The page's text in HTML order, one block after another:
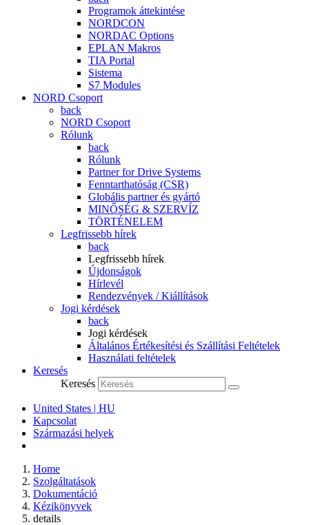
Programok áttekintése
NORDCON
NORDAC Options
EPLAN Makros
TIA Portal
Sistema
S7 Modules
NORD Csoport
back
NORD Csoport
Rólunk
back
Rólunk
Partner for Drive Systems
Fenntarthatóság (CSR)
Globális partner és gyártó
MINŐSÉG & SZERVÍZ
TÖRTÉNELEM
Legfrissebb hírek
back
Legfrissebb hírek
Újdonságok
Hírlevél
Rendezvények / Kiállítások
Jogi kérdések
back
Jogi kérdések
Általános Értékesítési és Szállítási Feltételek
Használati feltételek
Keresés
Keresés
United States | HU
Kapcsolat
Származási helyek
Home
Szolgáltatások
Dokumentáció
Kézikönyvek
details